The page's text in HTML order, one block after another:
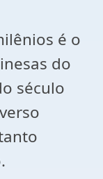
é o
do
século